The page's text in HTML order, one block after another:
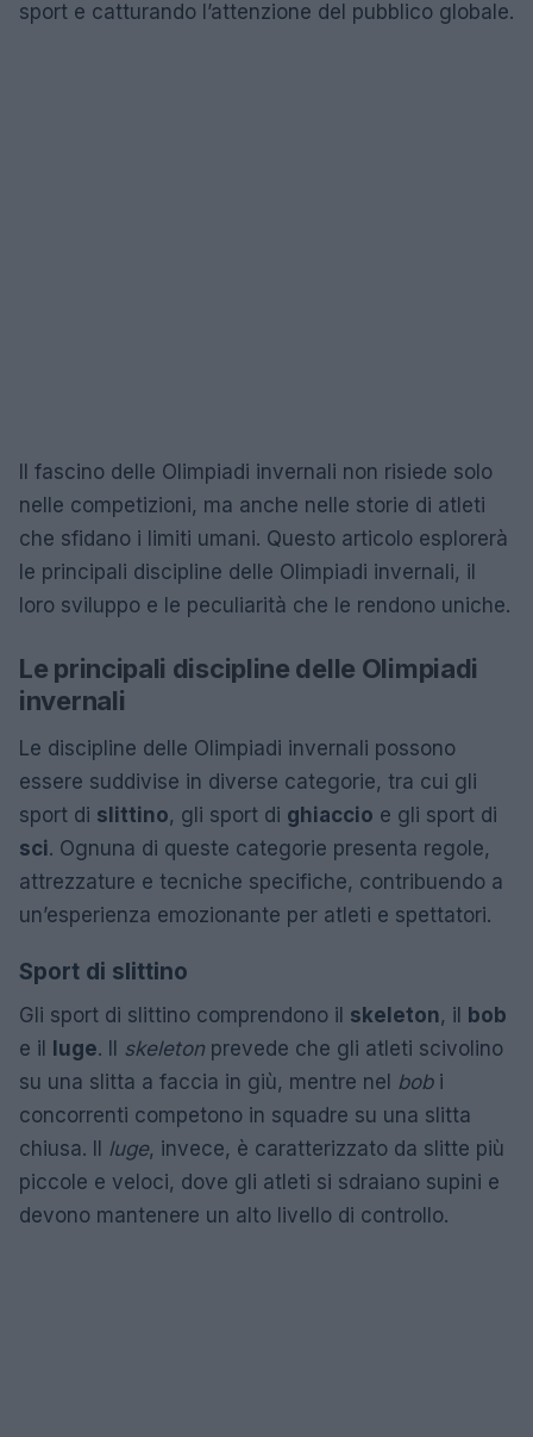
sport e catturando l’attenzione del pubblico globale.
Il fascino delle Olimpiadi invernali non risiede solo
nelle competizioni, ma anche nelle storie di atleti
che sfidano i limiti umani. Questo articolo esplorerà
le principali discipline delle Olimpiadi invernali, il
loro sviluppo e le peculiarità che le rendono uniche.
Le principali discipline delle Olimpiadi
invernali
Le discipline delle Olimpiadi invernali possono
essere suddivise in diverse categorie, tra cui gli
sport di slittino, gli sport di ghiaccio e gli sport di
sci. Ognuna di queste categorie presenta regole,
attrezzature e tecniche specifiche, contribuendo a
un’esperienza emozionante per atleti e spettatori.
Sport di slittino
Gli sport di slittino comprendono il skeleton, il bob
e il luge. Il skeleton prevede che gli atleti scivolino
su una slitta a faccia in giù, mentre nel bobi
concorrenti competono in squadre su una slitta
chiusa. Il luge, invece, è caratterizzato da slitte più
piccole e veloci, dove gli atleti si sdraiano supini e
devono mantenere un alto livello di controllo.